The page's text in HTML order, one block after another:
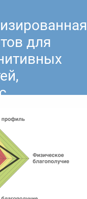
для